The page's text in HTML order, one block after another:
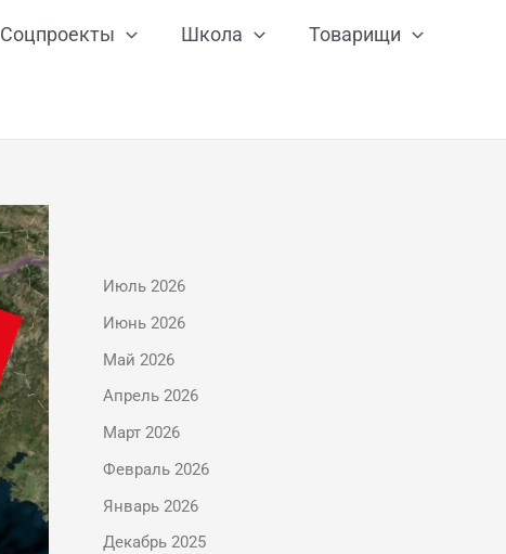
Соцпроекты Школа Товарищи
Июль 2026
Июнь 2026
Май 2026
Апрель 2026
Март 2026
Февраль 2026
Январь 2026
Декабрь 2025